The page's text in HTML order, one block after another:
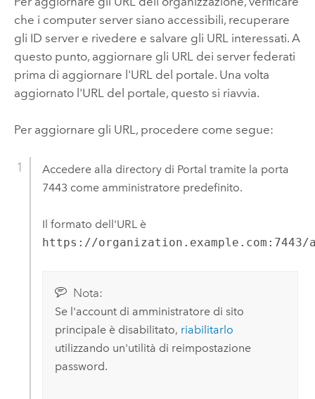
che i computer server siano accessibili, recuperare
gli ID server e rivedere e salvare gli URL interessati. A
questo punto, aggiornare gli URL dei server federati
prima di aggiornare l'URL del portale. Una volta
aggiornato l'URL del portale, questo si riavvia.
Per aggiornare gli URL, procedere come segue:
Accedere alla directory di Portal tramite la porta
7443 come amministratore predefinito.
Il formato dell'URL è
https://
Nota:
Se l'account di amministratore di sito
principale è disabilitato, riabilitarlo
utilizzando un'utilità di reimpostazione
password.